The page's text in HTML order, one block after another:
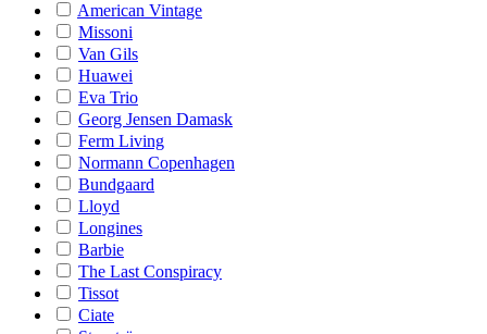
American Vintage
Missoni
Van Gils
Huawei
Eva Trio
Georg Jensen Damask
Ferm Living
Normann Copenhagen
Bundgaard
Lloyd
Longines
Barbie
The Last Conspiracy
Tissot
Ciate